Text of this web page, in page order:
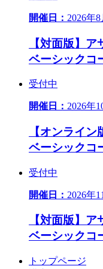
開催日： 2026年
【対面版】
ベーシックコ
受付中
開催日： 2026年
【オンライ
ベーシックコ
受付中
開催日： 2026年
【対面版】
ベーシックコ
トップページ